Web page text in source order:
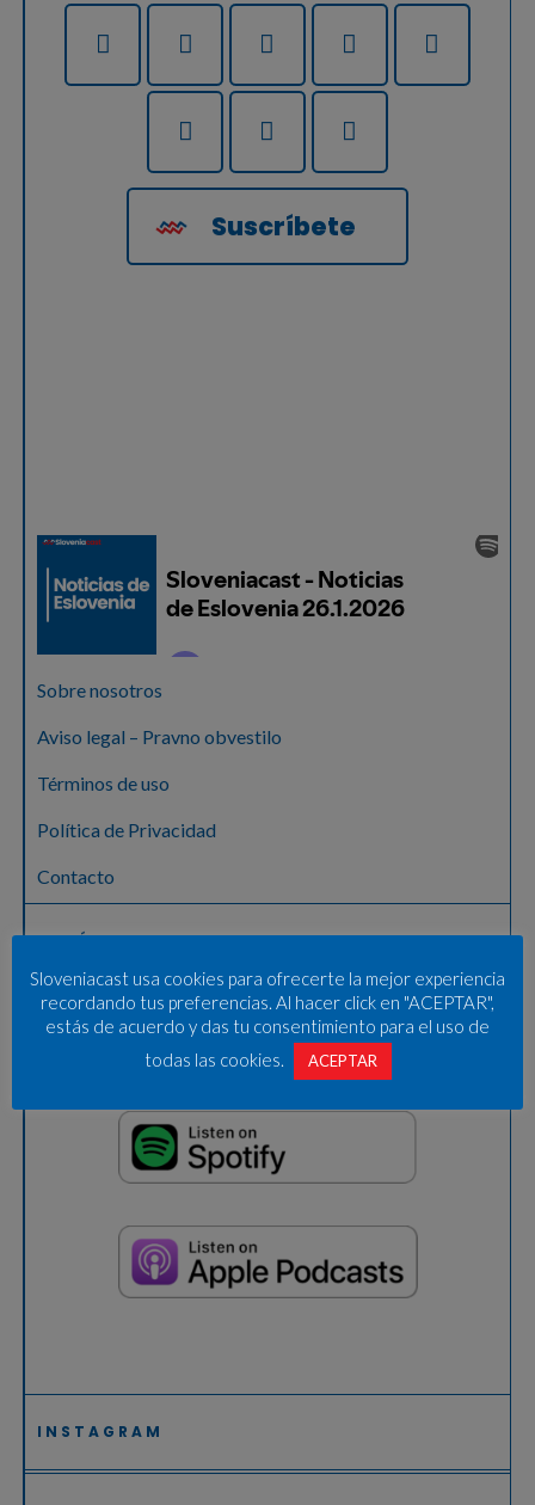
Suscríbete
Sobre nosotros
Aviso legal – Pravno obvestilo
Términos de uso
Política de Privacidad
Contacto
ESCÚCHANOS EN
INSTAGRAM
Sloveniacast usa cookies para ofrecerte la mejor experiencia
recordando tus preferencias. Al hacer click en "ACEPTAR",
estás de acuerdo y das tu consentimiento para el uso de
todas las cookies.
ACEPTAR